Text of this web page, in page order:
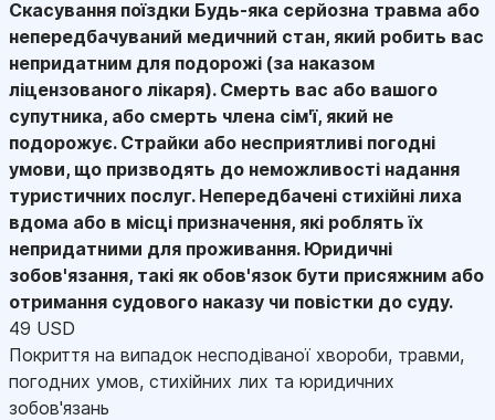
Скасування поїздки Будь-яка серйозна травма або
непередбачуваний медичний стан, який робить вас
непридатним для подорожі (за наказом
ліцензованого лікаря). Смерть вас або вашого
супутника, або смерть члена сім'ї, який не
подорожує. Страйки або несприятливі погодні
умови, що призводять до неможливості надання
туристичних послуг. Непередбачені стихійні лиха
вдома або в місці призначення, які роблять їх
непридатними для проживання. Юридичні
зобов'язання, такі як обов'язок бути присяжним або
отримання судового наказу чи повістки до суду.
49 USD
Покриття на випадок несподіваної хвороби, травми,
погодних умов, стихійних лих та юридичних
зобов'язань